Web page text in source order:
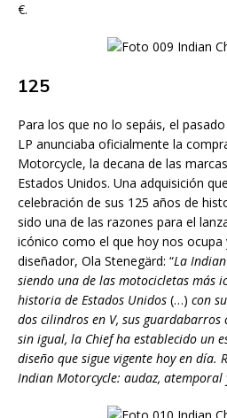
€.
125
Para los que no lo sepáis, el
LP anunciaba oficialmente la
Motorcycle, la decana de las
Estados Unidos. Una adquisición
celebración de sus 125 años de
sido una de las razones para el
icónico como el que hoy nos
diseñador, Ola Stenegärd: “La
siendo una de las motocicletas más
historia de Estados Unidos (…) con
dos cilindros en V, sus
sin igual, la Chief ha establecido un
diseño que sigue vigente hoy en día.
Indian Motorcycle: audaz, atemporal